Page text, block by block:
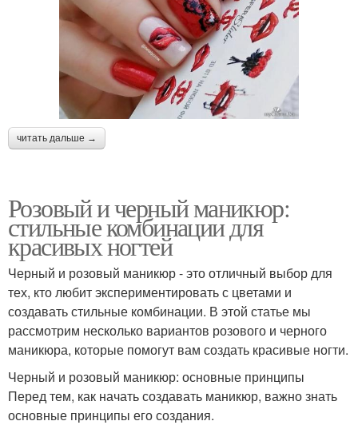
читать дальше →
Розовый и черный маникюр:
стильные комбинации для
красивых ногтей
Черный и розовый маникюр - это отличный выбор для
тех, кто любит экспериментировать с цветами и
создавать стильные комбинации. В этой статье мы
рассмотрим несколько вариантов розового и черного
маникюра, которые помогут вам создать красивые ногти.
Черный и розовый маникюр: основные принципы
Перед тем, как начать создавать маникюр, важно знать
основные принципы его создания.